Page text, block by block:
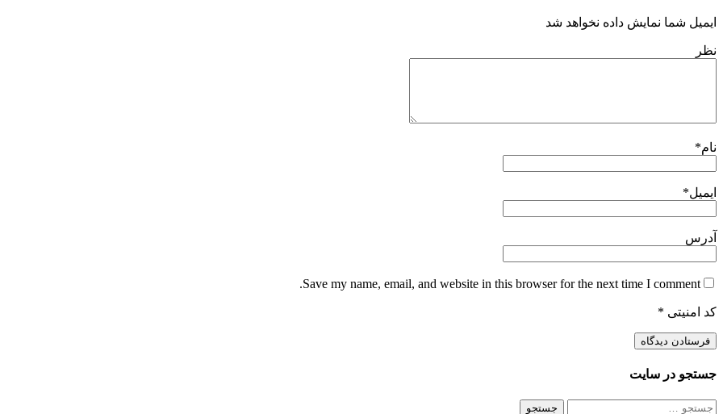
ایمیل شما نمایش داده نخواهد شد
نظر
نام*
ایمیل*
آدرس
Save my name, email, and website in this browser for the next time I comment.
کد امنیتی *
جستجو در سایت
جستجو